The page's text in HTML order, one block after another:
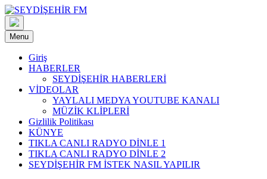
Skip
to
content
Menu
Giriş
HABERLER
SEYDİŞEHİR HABERLERİ
VİDEOLAR
YAYLALI MEDYA YOUTUBE KANALI
MÜZİK KLİPLERİ
Gizlilik Politikası
KÜNYE
TIKLA CANLI RADYO DİNLE 1
TIKLA CANLI RADYO DİNLE 2
SEYDİŞEHİR FM İSTEK NASIL YAPILIR